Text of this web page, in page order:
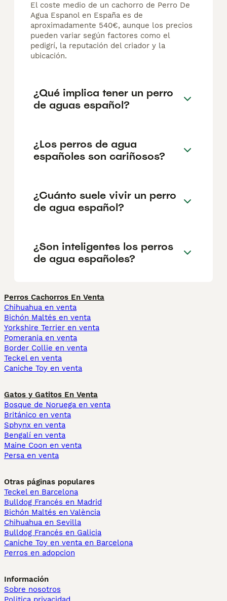
El coste medio de un cachorro de Perro De
Agua Espanol en España es de
aproximadamente 540€, aunque los precios
pueden variar según factores como el
pedigrí, la reputación del criador y la
ubicación.
¿Qué implica tener un perro
de aguas español?
¿Los perros de agua
españoles son cariñosos?
¿Cuánto suele vivir un perro
de agua español?
¿Son inteligentes los perros
de agua españoles?
Perros Cachorros En Venta
Chihuahua en venta
Bichón Maltés en venta
Yorkshire Terrier en venta
Pomerania en venta
Border Collie en venta
Teckel en venta
Caniche Toy en venta
Gatos y Gatitos En Venta
Bosque de Noruega en venta
Británico en venta
Sphynx en venta
Bengalí en venta
Maine Coon en venta
Persa en venta
Otras páginas populares
Teckel en Barcelona
Bulldog Francés en Madrid
Bichón Maltés en València
Chihuahua en Sevilla
Bulldog Francés en Galicia
Caniche Toy en venta en Barcelona
Perros en adopcion
Información
Sobre nosotros